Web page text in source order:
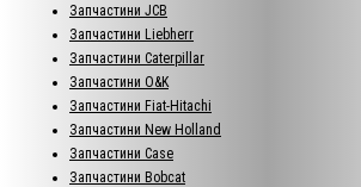
Запчастини JCB
Запчастини Liebherr
Запчастини Caterpillar
Запчастини O&K
Запчастини Fiat-Hitachi
Запчастини New Holland
Запчастини Case
Запчастини Bobcat